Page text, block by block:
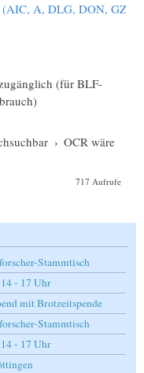
(AIC, A, DLG, DON, GZ,
(für BLF-
› OCR wäre
717 Aufrufe
Stammtisch
- 17 Uhr
mit Brotzeitspende
Stammtisch
- 17 Uhr